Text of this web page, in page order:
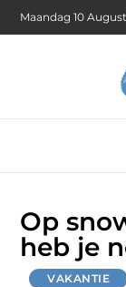
Maandag 10
Op
heb je
VAKANTIE